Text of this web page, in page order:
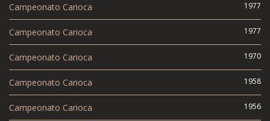
Campeonato Carioca 1977
Campeonato Carioca 1977
Campeonato Carioca 1970
Campeonato Carioca 1958
Campeonato Carioca 1956